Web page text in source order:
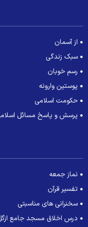
از آسمان
سبک زندگی
رسم خوبان
پوستین وارونه
حکومت اسلامی
پرسش و پاسخ مسائل اسلامی
نماز جمعه
تفسیر قرآن
سخنرانی های مناسبتی
درس اخلاق مسجد جامع ازگل